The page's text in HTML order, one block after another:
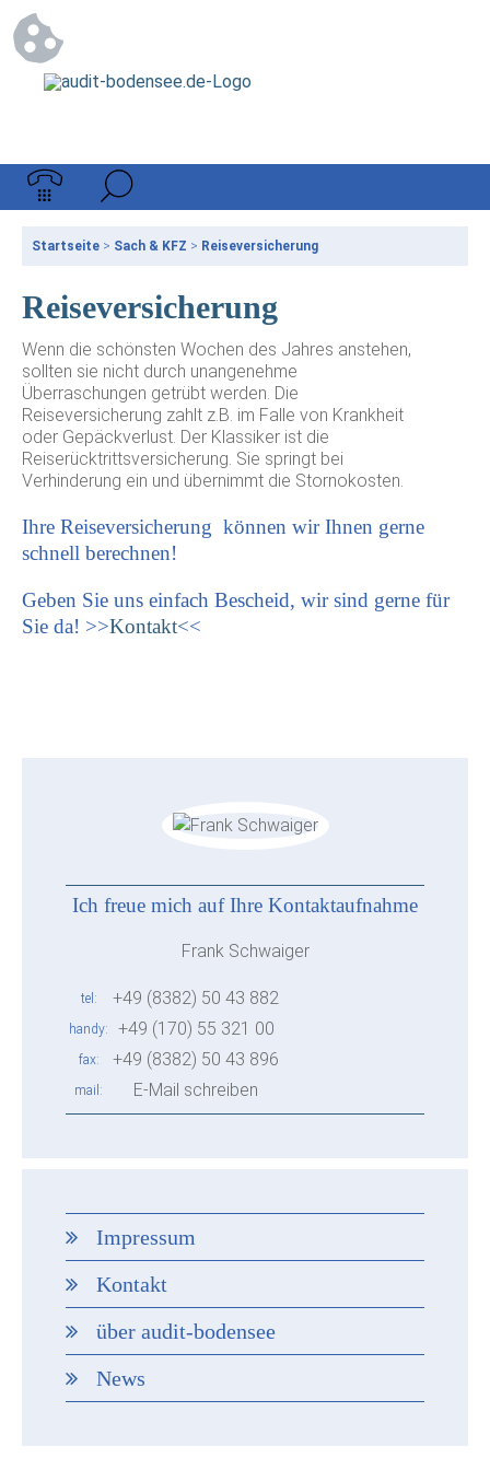
Startseite > Sach & KFZ > Reiseversicherung
Reiseversicherung
Wenn die schönsten Wochen des Jahres anstehen,
sollten sie nicht durch unangenehme
Überraschungen getrübt werden. Die
Reiseversicherung zahlt z.B. im Falle von Krankheit
oder Gepäckverlust. Der Klassiker ist die
Reiserücktrittsversicherung. Sie springt bei
Verhinderung ein und übernimmt die Stornokosten.
Ihre Reiseversicherung können wir Ihnen gerne
schnell berechnen!
Geben Sie uns einfach Bescheid, wir sind gerne für
Sie da! >>Kontakt<<
Ich freue mich auf Ihre Kontaktaufnahme
Frank Schwaiger
tel +49 (8382) 50 43 882
handy +49 (170) 55 321 00
fax +49 (8382) 50 43 896
mail E-Mail schreiben
Impressum
Kontakt
über audit-bodensee
News